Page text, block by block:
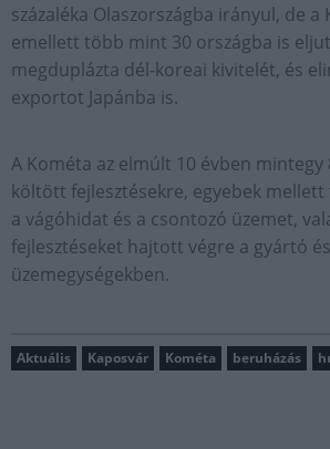
százaléka Olaszországba irányul, de
emellett több mint 30 országba is
megduplázta dél-koreai kivitelét, és
exportot Japánba is.
A Kométa az elmúlt 10 évben
költött fejlesztésekre, egyebek
a vágóhidat és a csontozó üzemet,
fejlesztéseket hajtott végre a gyártó
üzemegységekben.
Aktuális Kaposvár Kométa beruházás